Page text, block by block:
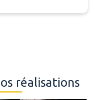
réalisations